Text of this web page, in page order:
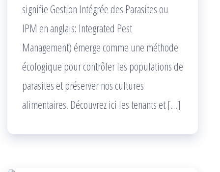
signifie Gestion Intégrée des Parasites ou
IPM en anglais: Integrated Pest
Management) émerge comme une méthode
écologique pour contrôler les populations de
parasites et préserver nos cultures
alimentaires. Découvrez ici les tenants et […]